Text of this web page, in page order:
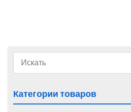
Категории товаров